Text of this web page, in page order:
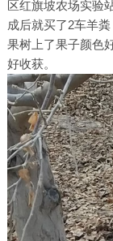
区红旗坡农场实验
成后就买了2车羊
果树上了果子颜色
好收获。